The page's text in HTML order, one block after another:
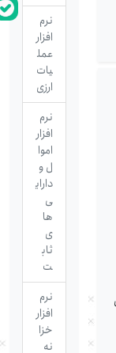
نرم
افزار
عمل
یات
ارزی
نرم
افزار
اموا
ل و
دارای
ی
ها
ی
ثاب
ت
نرم
افزار
خزا
نه